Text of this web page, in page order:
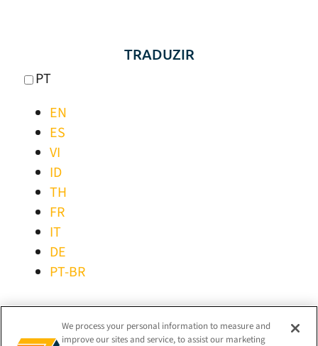
TRADUZIR
PT
EN
ES
VI
ID
TH
FR
IT
DE
PT-BR
MANTER-SE LIGADO!
We process your personal information to measure and
improve our sites and service, to assist our marketing